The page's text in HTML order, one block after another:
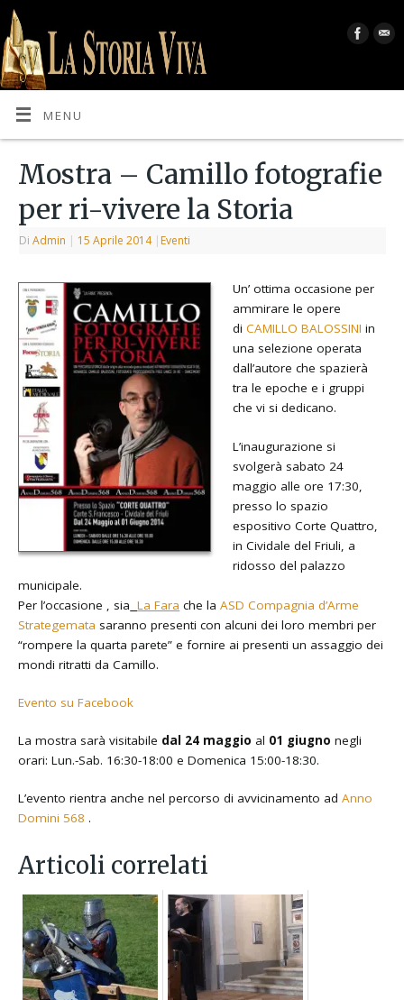
MENU
Mostra – Camillo fotografie
per ri-vivere la Storia
DiAdmin | 15 Aprile 2014 | Eventi
Un’ ottima occasione per
ammirare le opere
di CAMILLO BALOSSINIin
una selezione operata
dall’autore che spazierà
tra le epoche e i gruppi
che vi si dedicano.
L’inaugurazione si
svolgerà sabato 24
maggio alle ore 17:30,
presso lo spazio
espositivo Corte Quattro,
in Cividale del Friuli, a
ridosso del palazzo
municipale.
Per l’occasione , sia La Fara che la ASD Compagnia d’Arme
Strategemata saranno presenti con alcuni dei loro membri per
“rompere la quarta parete” e fornire ai presenti un assaggio dei
mondi ritratti da Camillo.
Evento su Facebook
La mostra sarà visitabile dal 24 maggio al 01 giugno negli
orari: Lun.-Sab. 16:30-18:00 e Domenica 15:00-18:30.
L’evento rientra anche nel percorso di avvicinamento adAnno
Domini 568 .
Articoli correlati